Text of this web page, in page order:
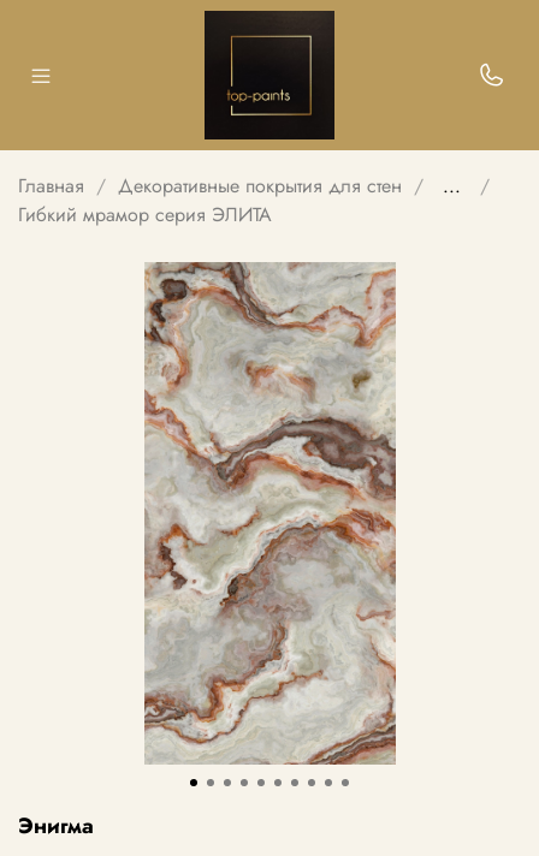
Главная Декоративные покрытия для стен
...
Гибкий мрамор серия ЭЛИТА
Энигма